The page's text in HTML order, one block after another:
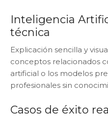
Inteligencia
técnica
Explicación sencilla y
conceptos relacionados
artificial o los modelos
profesionales sin
Casos de éxito